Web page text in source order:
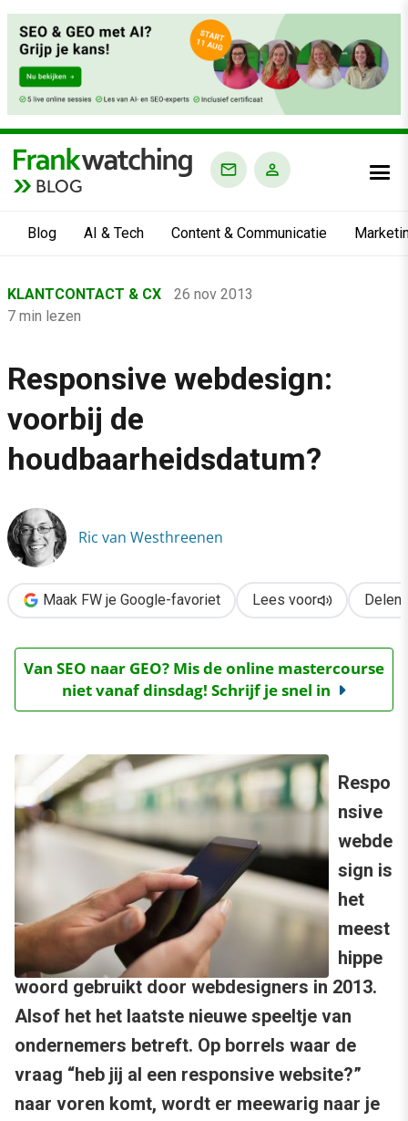
BLOG
Blog AI & Tech Content & Communicatie
›
Klantcontact & CX
›
Responsive webdesign: voorbij de houdbaarheidsdatum?
KLANTCONTACT & CX
26 nov 2013
7 min lezen
Responsive webdesign:
voorbij de
houdbaarheidsdatum?
Ric van Westhreenen
Maak FW je Google-favoriet Lees voor Delen
Van SEO naar GEO? Mis de online mastercourse
niet vanaf dinsdag! Schrijf je snel in
Respo
nsive
webde
sign is
het
meest
hippe
woord gebruikt door webdesigners in 2013.
Alsof het het laatste nieuwe speeltje van
ondernemers betreft. Op borrels waar de
vraag “heb jij al een responsive website?”
naar voren komt, wordt er meewarig naar je